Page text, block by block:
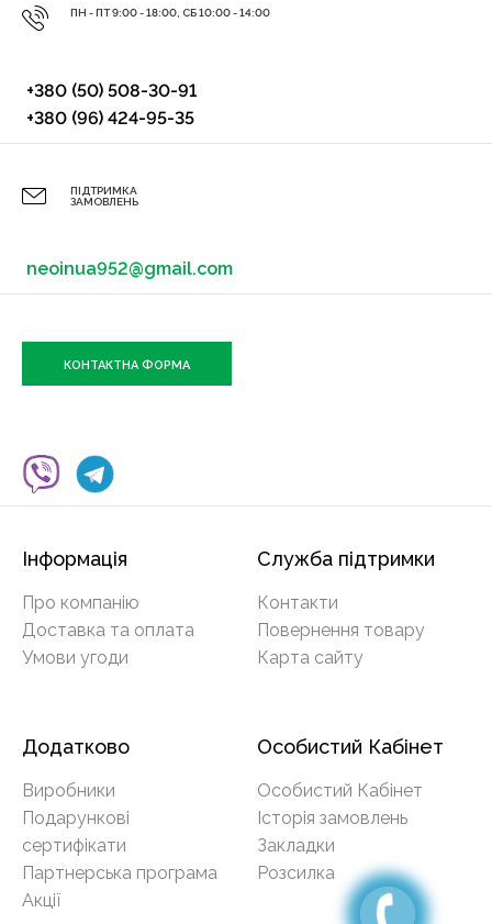
ПН - ПТ 9:00 - 18:00, СБ 10:00 - 14:00
+380 (50) 508-30-91
+380 (96) 424-95-35
ПІДТРИМКА
ЗАМОВЛЕНЬ
neoinua952@gmail.com
КОНТАКТНА ФОРМА
Інформація
Про компанію
Доставка та оплата
Умови угоди
Служба підтримки
Контакти
Повернення товару
Карта сайту
Додатково
Виробники
Подарункові
сертифікати
Партнерська програма
Акції
Особистий Кабінет
Особистий Кабінет
Історія замовлень
Закладки
Розсилка